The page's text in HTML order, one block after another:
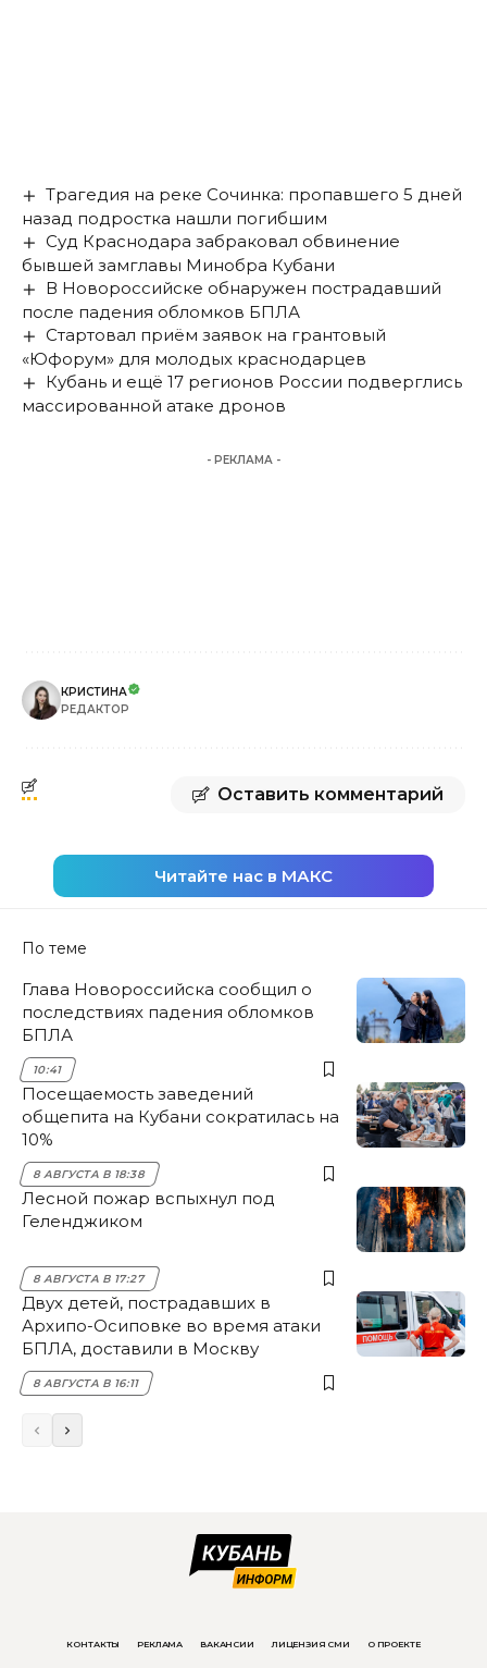
Трагедия на реке Сочинка: пропавшего 5 дней
назад подростка нашли погибшим
Суд Краснодара забраковал обвинение
бывшей замглавы Минобра Кубани
В Новороссийске обнаружен пострадавший
после падения обломков БПЛА
Стартовал приём заявок на грантовый
«Юфорум» для молодых краснодарцев
Кубань и ещё 17 регионов России подверглись
массированной атаке дронов
- РЕКЛАМА -
КРИСТИНА
РЕДАКТОР
Оставить комментарий
Читайте нас в МАКС
По теме
Глава Новороссийска сообщил о
последствиях падения обломков
БПЛА
10:41
Посещаемость заведений
общепита на Кубани сократилась на
10%
8 АВГУСТА В 18:38
Лесной пожар вспыхнул под
Геленджиком
8 АВГУСТА В 17:27
Двух детей, пострадавших в
Архипо-Осиповке во время атаки
БПЛА, доставили в Москву
8 АВГУСТА В 16:11
КОНТАКТЫ РЕКЛАМА ВАКАНСИИ ЛИЦЕНЗИЯ СМИ О ПРОЕКТЕ